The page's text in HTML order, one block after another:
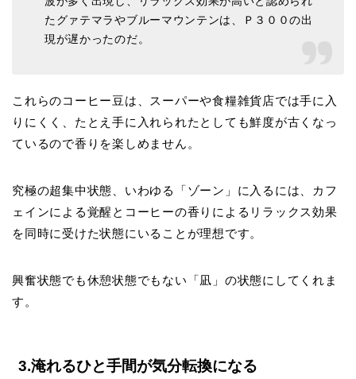
たグァテマラやブルーマウンテンは、Ｐ３００の出
現が遅かったのだ。
これらのコーヒー豆は、スーパーや食糧雑貨店では手に入
りにくく、たとえ手に入れられたとしても鮮度が古くなっ
ているので香りを楽しめません。
究極の超集中状態、いわゆる「ゾーン」に入るには、カフ
ェインによる覚醒とコーヒーの香りによるリラックス効果
を同時に受けた状態にいることが理想です。
興奮状態でも休憩状態でもない「凪」の状態にしてくれま
す。
3.淹れるひと手間が気分転換になる